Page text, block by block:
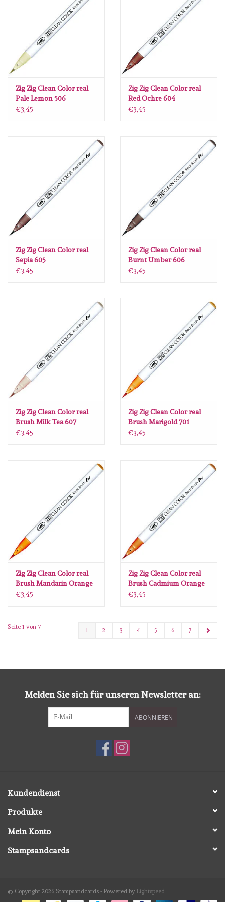
Zig Zig Clean Color real
Pale Lemon 506
€3,45
Zig Zig Clean Color real
Red Ochre 604
€3,45
Zig Zig Clean Color real
Sepia 605
€3,45
Zig Zig Clean Color real
Burnt Umber 606
€3,45
Zig Zig Clean Color real
Brush Milk Tea 607
€3,45
Zig Zig Clean Color real
Brush Marigold 701
€3,45
Zig Zig Clean Color real
Brush Mandarin Orange
702
€3,45
Zig Zig Clean Color real
Brush Cadmium Orange
703
€3,45
Seite 1 von 7 1 2 3 4 5 6 7
Melden Sie sich für unseren Newsletter an:
ABONNIEREN
Kundendienst
Produkte
Mein Konto
Stampsandcards
© Copyright 2026 Stampsandcards - Powered by Lightspeed